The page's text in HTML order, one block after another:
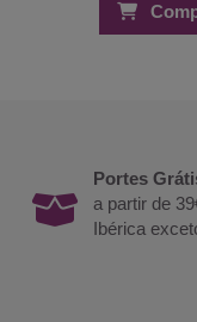
Portes
a partir de
Ibérica